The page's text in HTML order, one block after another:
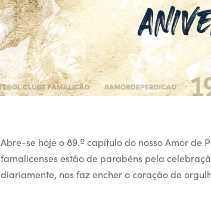
Abre-se hoje o 89.º capítulo do nosso Amor de
famalicenses estão de parabéns pela
diariamente, nos faz encher o coração de